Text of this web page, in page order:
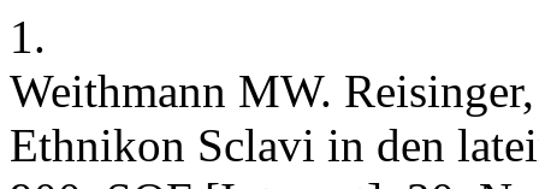
1.
Weithmann MW.
Ethnikon Sclavi in den